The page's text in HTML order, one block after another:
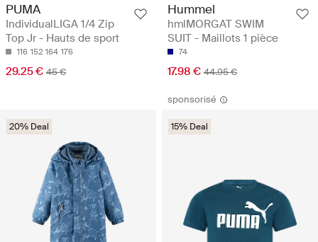
PUMA
IndividualLIGA 1/4 Zip
Top Jr - Hauts de sport
116 152 164 176
29.25 € 45 €
Hummel
hmlMORGAT SWIM
SUIT - Maillots 1 pièce
74
17.98 € 44.95 €
20% Deal
sponsorisé
15% Deal